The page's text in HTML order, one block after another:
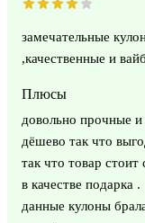
замечательные
,качественные и
Плюсы
довольно прочные
дёшево так что
так что товар стоит
в качестве подарка .
данные кулоны